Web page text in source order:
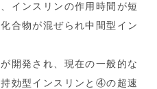
インスリンの作用時間が短
合物が混ぜられ中間型イン
開発され、現在の一般的な
効型インスリンと④の超速